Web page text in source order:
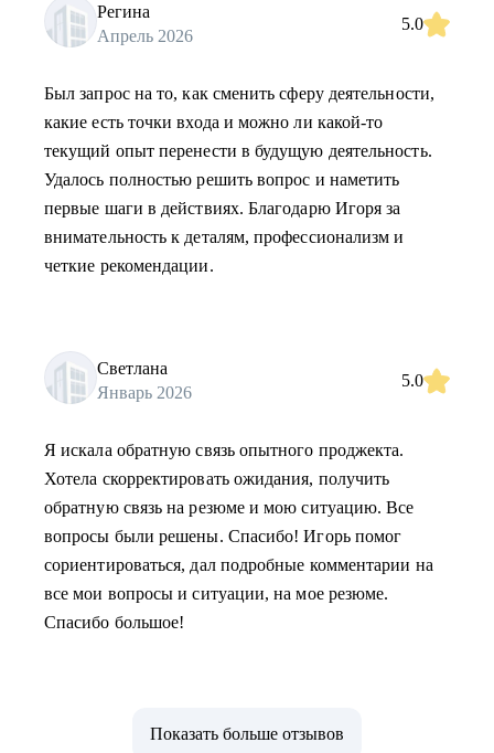
Регина
Апрель 2026
5.0
Был запрос на то, как сменить сферу деятельности,
какие есть точки входа и можно ли какой-то
текущий опыт перенести в будущую деятельность.
Удалось полностью решить вопрос и наметить
первые шаги в действиях. Благодарю Игоря за
внимательность к деталям, профессионализм и
четкие рекомендации.
Светлана
Январь 2026
5.0
Я искала обратную связь опытного проджекта.
Хотела скорректировать ожидания, получить
обратную связь на резюме и мою ситуацию. Все
вопросы были решены. Спасибо! Игорь помог
сориентироваться, дал подробные комментарии на
все мои вопросы и ситуации, на мое резюме.
Спасибо большое!
Показать больше отзывов